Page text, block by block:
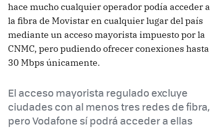
hace mucho cualquier operador podía acceder a
la fibra de Movistar en cualquier lugar del país
mediante un acceso mayorista impuesto por la
CNMC, pero pudiendo ofrecer conexiones hasta
30 Mbps únicamente.
El acceso mayorista regulado excluye
ciudades con al menos tres redes de fibra,
pero Vodafone sí podrá acceder a ellas